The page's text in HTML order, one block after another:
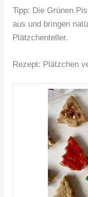
Tipp: Die Grünen
aus und bringen
Plätzchenteller.
Rezept: Plätzchen